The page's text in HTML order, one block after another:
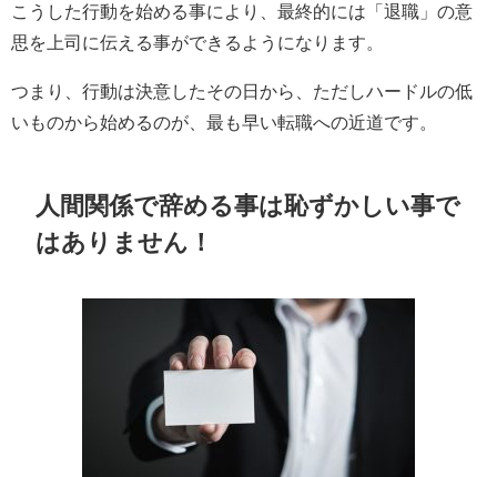
こうした行動を始める事により、最終的には「退職」の意
思を上司に伝える事ができるようになります。
つまり、行動は決意したその日から、ただしハードルの低
いものから始めるのが、最も早い転職への近道です。
人間関係で辞める事は恥ずかしい事で
はありません！